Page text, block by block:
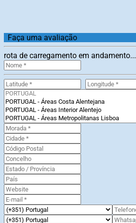
Faça uma avaliação
rota de carregamento em andamento...